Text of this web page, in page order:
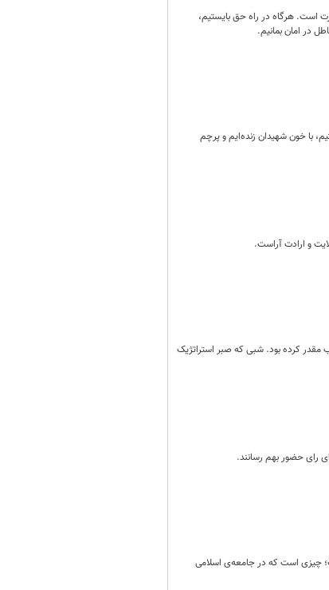
است. هرگاه در راه حق بایستیم،
در امان بمانیم.
با خون شهیدان زنده‌ایم و پرچم
و ارادت آراست.
مقدر کرده بود. شبی که صبر استراتژیک
رای حضور بهم رسانند.
چیزی است که در جامعه‌ی اسلامی